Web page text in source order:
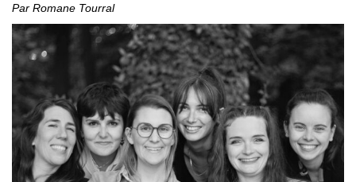
Par Romane Tourral